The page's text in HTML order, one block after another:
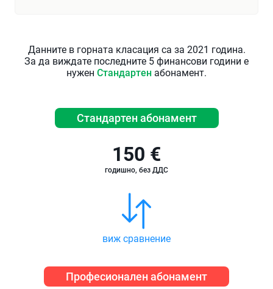
Данните в горната класация са за 2021 година.
За да виждате последните 5 финансови години е
нужен Стандартен абонамент.
Стандартен абонамент
150 €
годишно, без ДДС
виж сравнение
Професионален абонамент